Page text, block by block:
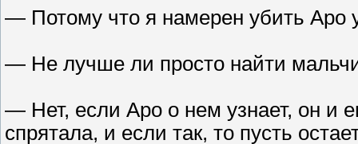
— Потому что я намерен убить Аро
— Не лучше ли просто найти
— Нет, если Аро о нем узнает, он и
спрятала, и если так, то пусть